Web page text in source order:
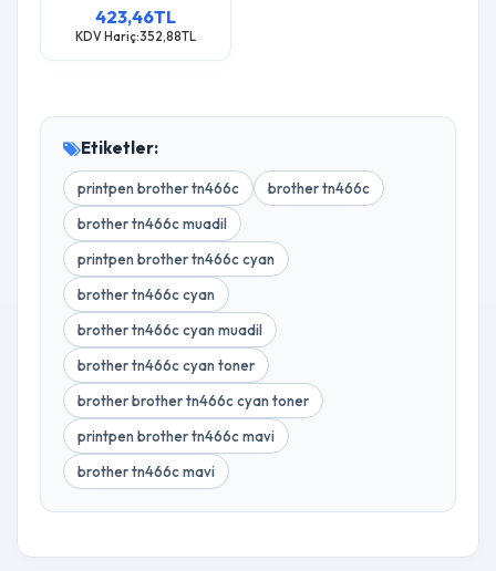
423,46TL
KDV Hariç:352,88TL
Etiketler:
printpen brother tn466c
brother tn466c
brother tn466c muadil
printpen brother tn466c cyan
brother tn466c cyan
brother tn466c cyan muadil
brother tn466c cyan toner
brother brother tn466c cyan toner
printpen brother tn466c mavi
brother tn466c mavi